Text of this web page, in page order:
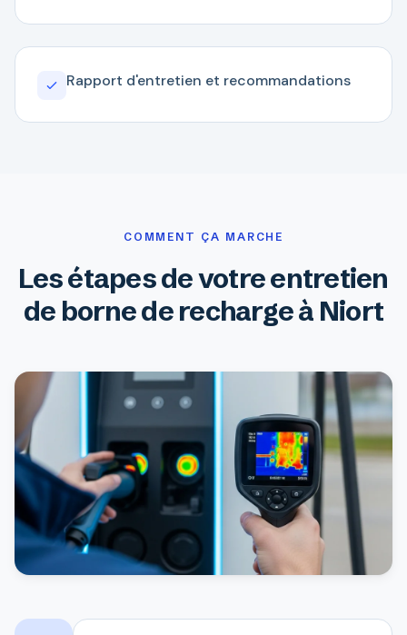
Rapport d'entretien et recommandations
COMMENT ÇA MARCHE
Les étapes de votre entretien
de borne de recharge à Niort